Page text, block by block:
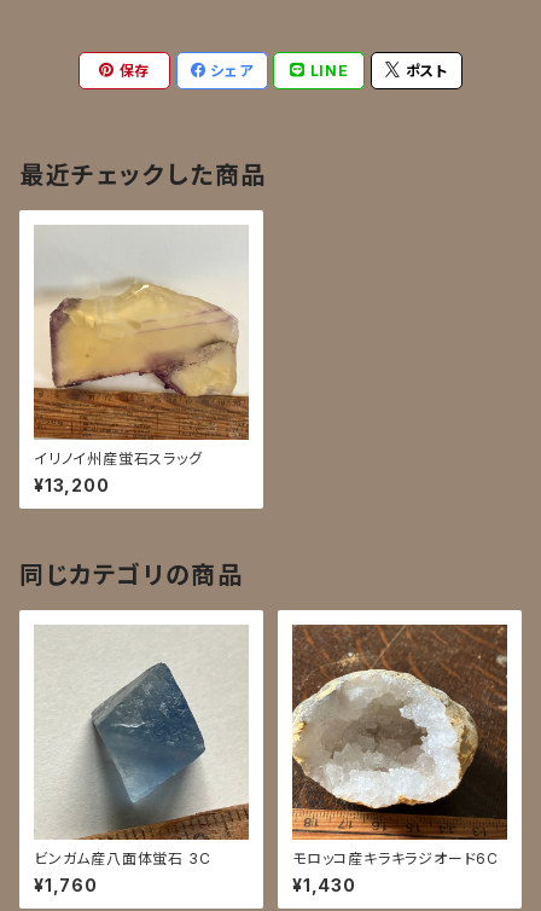
保存 シェア LINE ポスト
最近チェックした商品
イリノイ州産蛍石スラッグ
¥13,200
同じカテゴリの商品
ビンガム産八面体蛍石 3C
¥1,760
モロッコ産キラキラジオード6C
¥1,430